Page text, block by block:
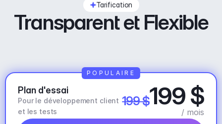
Tarification
Transparent et Flexible
Plan d'essai
Pour le développement client
et les tests
199 $199 $
/ mois
POPULAIRE